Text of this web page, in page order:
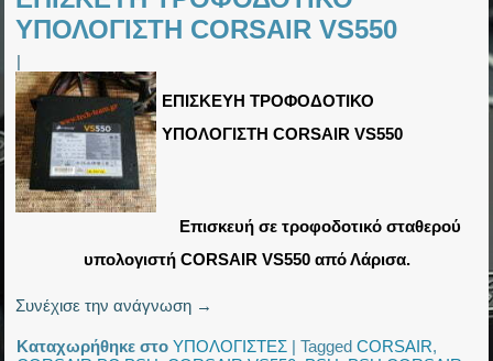
ΥΠΟΛΟΓΙΣΤΗ CORSAIR VS550
|
ΕΠΙΣΚΕΥΗ ΤΡΟΦΟΔΟΤΙΚΟ
ΥΠΟΛΟΓΙΣΤΗ CORSAIR VS550
Επισκευή σε τροφοδοτικό σταθερού
υπολογιστή CORSAIR VS550 από Λάρισα.
Συνέχισε την ανάγνωση →
Καταχωρήθηκε στο ΥΠΟΛΟΓΙΣΤΕΣ |Tagged CORSAIR,